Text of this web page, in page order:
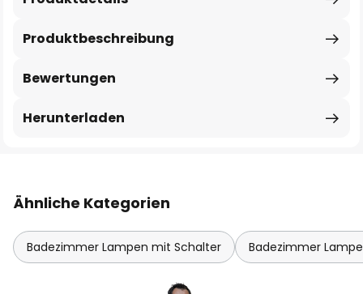
Produktbeschreibung
Bewertungen
Herunterladen
Ähnliche Kategorien
Badezimmer Lampen mit Schalter Badezimmer